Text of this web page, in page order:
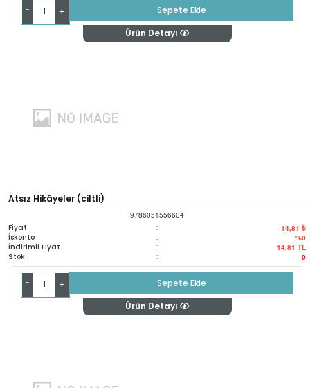
- +
Sepete Ekle
Ürün Detayı
Atsız Hikâyeler (ciltli)
9786051556604
Fiyat : 14,81 ₺
İskonto : %0
İndirimli Fiyat : 14,81 TL
Stok : 0
- +
Sepete Ekle
Ürün Detayı